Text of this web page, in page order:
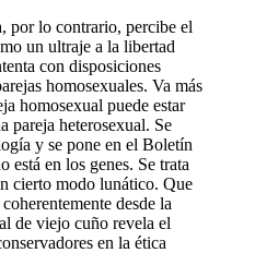
por lo contrario, percibe el
un ultraje a la libertad
con disposiciones
homosexuales. Va más
homosexual puede estar
pareja heterosexual. Se
y se pone en el Boletín
en los genes. Se trata
cierto modo lunático. Que
desde la
de viejo cuño revela el
en la ética